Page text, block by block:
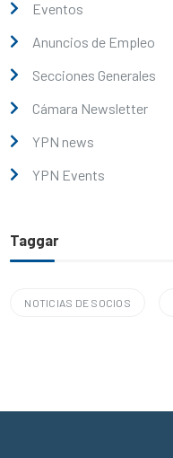
Eventos
Anuncios de Empleo
Secciones Generales
Cámara Newsletter
YPN news
YPN Events
Taggar
NOTICIAS DE SOCIOS